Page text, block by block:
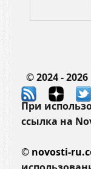
© 2024 -
При
ссылка на
© novosti-